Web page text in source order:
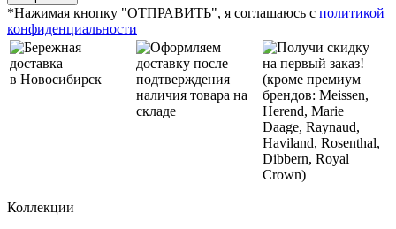
*Нажимая кнопку "ОТПРАВИТЬ", я соглашаюсь с политикой
конфиденциальности
Бережная
доставка
в Новосибирск
Оформляем
доставку после
подтверждения
наличия товара на
складе
Получи скидку
на первый заказ!
(кроме премиум
брендов: Meissen,
Herend, Marie
Daage, Raynaud,
Haviland, Rosenthal,
Dibbern, Royal
Crown)
Коллекции